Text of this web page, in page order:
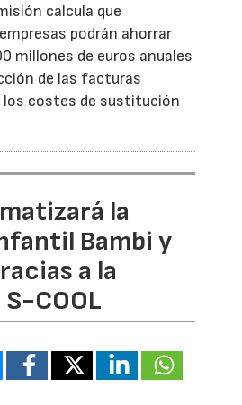
calcula que
podrán ahorrar
millones de euros anuales
de las facturas
los costes de sustitución
la
Bambi y
a la
COOL